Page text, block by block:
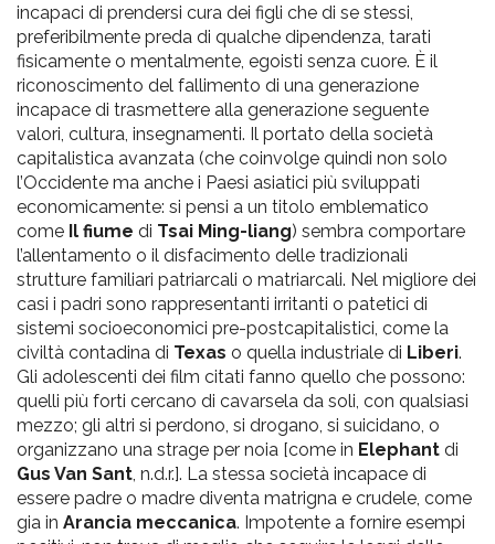
incapaci di prendersi cura dei figli che di se stessi,
preferibilmente preda di qualche dipendenza, tarati
fisicamente o mentalmente, egoisti senza cuore. È il
riconoscimento del fallimento di una generazione
incapace di trasmettere alla generazione seguente
valori, cultura, insegnamenti. Il portato della società
capitalistica avanzata (che coinvolge quindi non solo
l’Occidente ma anche i Paesi asiatici più sviluppati
economicamente: si pensi a un titolo emblematico
come Il fiume di Tsai Ming-liang) sembra comportare
l’allentamento o il disfacimento delle tradizionali
strutture familiari patriarcali o matriarcali. Nel migliore dei
casi i padri sono rappresentanti irritanti o patetici di
sistemi socioeconomici pre-postcapitalistici, come la
civiltà contadina di Texas o quella industriale di Liberi.
Gli adolescenti dei film citati fanno quello che possono:
quelli più forti cercano di cavarsela da soli, con qualsiasi
mezzo; gli altri si perdono, si drogano, si suicidano, o
organizzano una strage per noia [come in Elephant di
Gus Van Sant, n.d.r.]. La stessa società incapace di
essere padre o madre diventa matrigna e crudele, come
gia in Arancia meccanica. Impotente a fornire esempi